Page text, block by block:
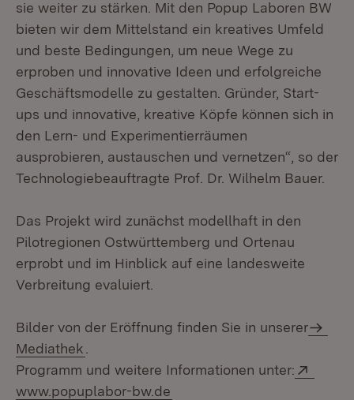
sie weiter zu stärken. Mit den Popup Laboren BW
bieten wir dem Mittelstand ein kreatives Umfeld
und beste Bedingungen, um neue Wege zu
erproben und innovative Ideen und erfolgreiche
Geschäftsmodelle zu gestalten. Gründer, Start-
ups und innovative, kreative Köpfe können sich in
den Lern- und Experimentierräumen
ausprobieren, austauschen und vernetzen“, so der
Technologiebeauftragte Prof. Dr. Wilhelm Bauer.
Das Projekt wird zunächst modellhaft in den
Pilotregionen Ostwürttemberg und Ortenau
erprobt und im Hinblick auf eine landesweite
Verbreitung evaluiert.
Bilder von der Eröffnung finden Sie in unserer
Mediathek
Programm und weitere Informationen unter:
www.popuplabor-bw.de